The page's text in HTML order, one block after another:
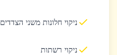
ניקוי חלונות משני הצדדים
ניקוי רשתות